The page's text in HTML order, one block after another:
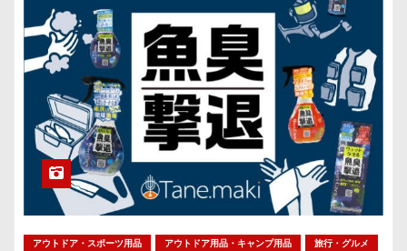
アウトドア・スポーツ用品 アウトドア用品・キャンプ用品
旅行・グルメ